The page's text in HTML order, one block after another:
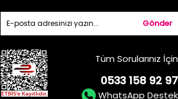
Gönder
Tüm Sorularınız İçin
0533 158 92 97
WhatsApp Destek